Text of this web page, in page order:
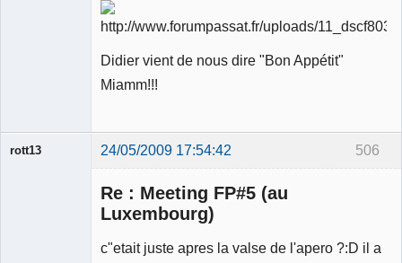
Didier vient de nous dire "Bon Appétit"
Miamm!!!
506
rott13 24/05/2009 17:54:42
Re : Meeting FP#5 (au
Luxembourg)
c"etait juste apres la valse de l'apero ?:D il a